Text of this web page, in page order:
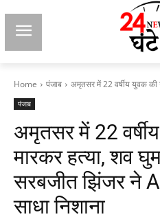
Home पंजाब अमृतसर में 22 वर्षीय युवक की
पंजाब
अमृतसर में 22
मारकर हत्या, शव
सरबजीत झिंजर ने
साधा निशाना